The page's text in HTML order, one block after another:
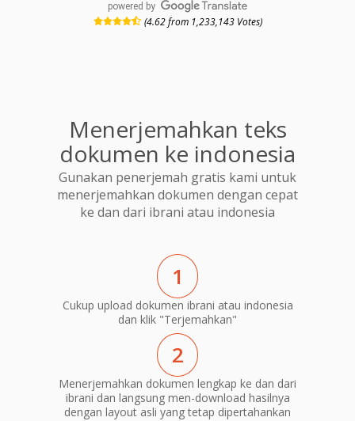
powered by
(4.62 from 1,233,143 Votes)
Menerjemahkan teks
dokumen ke indonesia
Gunakan penerjemah gratis kami untuk
menerjemahkan dokumen dengan cepat
ke dan dari ibrani atau indonesia
1
Cukup upload dokumen ibrani atau indonesia
dan klik "Terjemahkan"
2
Menerjemahkan dokumen lengkap ke dan dari
ibrani dan langsung men-download hasilnya
dengan layout asli yang tetap dipertahankan